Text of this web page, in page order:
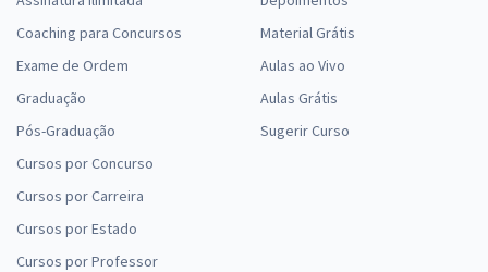
Coaching para Concursos
Exame de Ordem
Graduação
Pós-Graduação
Cursos por Concurso
Cursos por Carreira
Cursos por Estado
Cursos por Professor
Material Grátis
Aulas ao Vivo
Aulas Grátis
Sugerir Curso